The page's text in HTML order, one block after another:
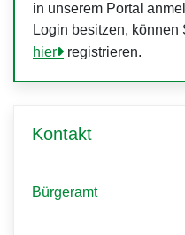
in unserem Portal
Login besitzen,
hier
registrieren.
Kontakt
Bürgeramt